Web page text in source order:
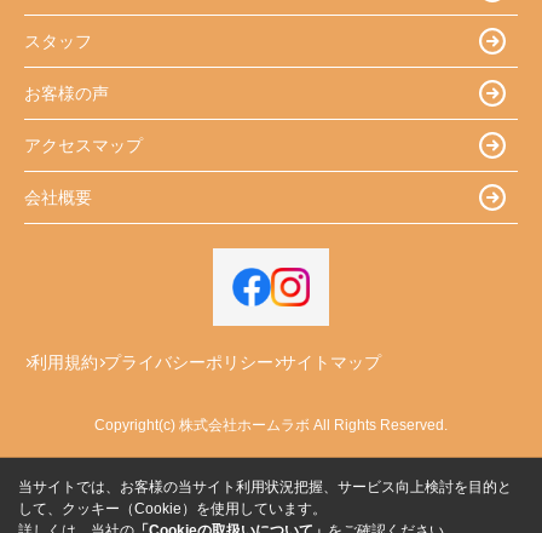
スタッフ
お客様の声
アクセスマップ
会社概要
利用規約 プライバシーポリシー サイトマップ
Copyright(c) 株式会社ホームラボ All Rights Reserved.
当サイトでは、お客様の当サイト利用状況把握、サービス向上検討を目的と
して、クッキー（Cookie）を使用しています。